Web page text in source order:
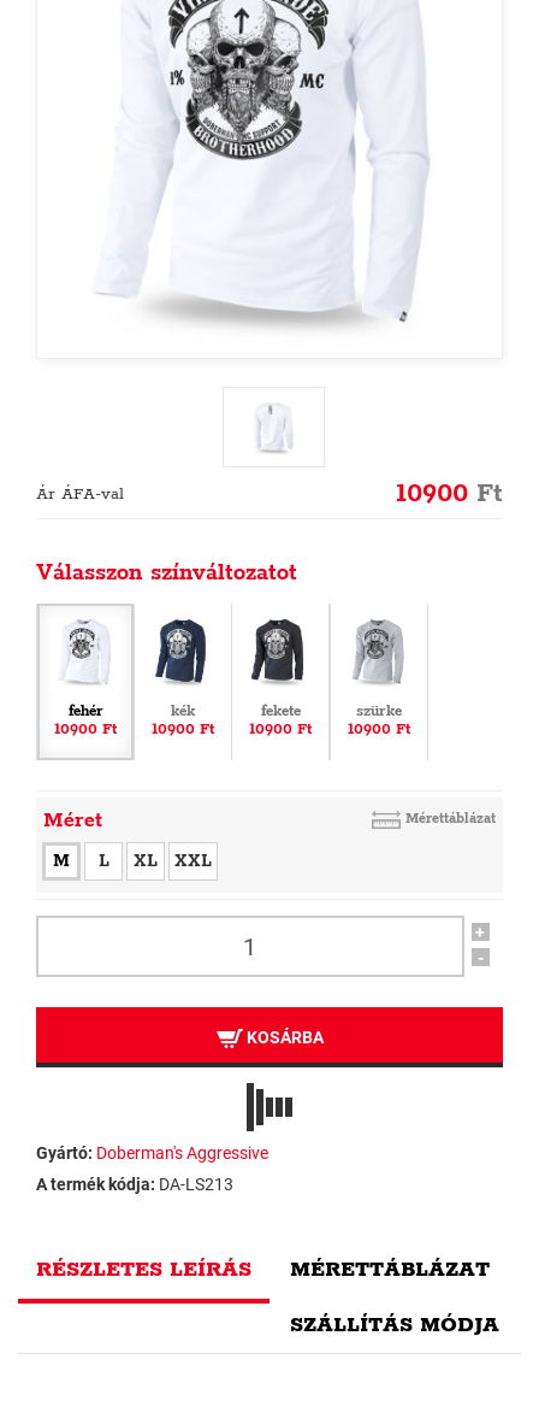
Ár ÁFA-val 10900 Ft
Válasszon színváltozatot
fehér
10900 Ft
kék
10900 Ft
fekete
10900 Ft
szürke
10900 Ft
Méret Mérettáblázat
M L XL XXL
+
-
KOSÁRBA
Gyártó: Doberman's Aggressive
A termék kódja: DA-LS213
RÉSZLETES LEÍRÁS MÉRETTÁBLÁZAT
SZÁLLÍTÁS MÓDJA